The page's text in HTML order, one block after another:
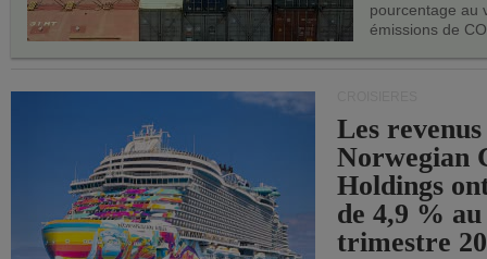
pourcentage au
émissions de
Les
Norwegian
Holdings
de 4,9 %
trimestre